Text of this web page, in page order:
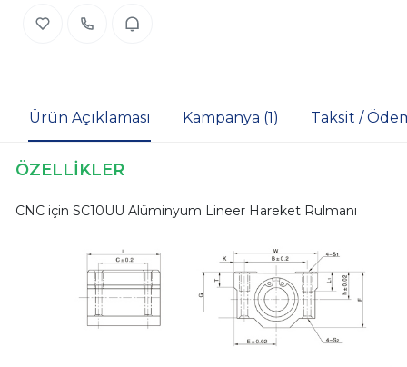
Ürün Açıklaması Kampanya (1) Taksit /
ÖZELLİKLER
CNC için SC10UU Alüminyum Lineer Hareket Rulmanı